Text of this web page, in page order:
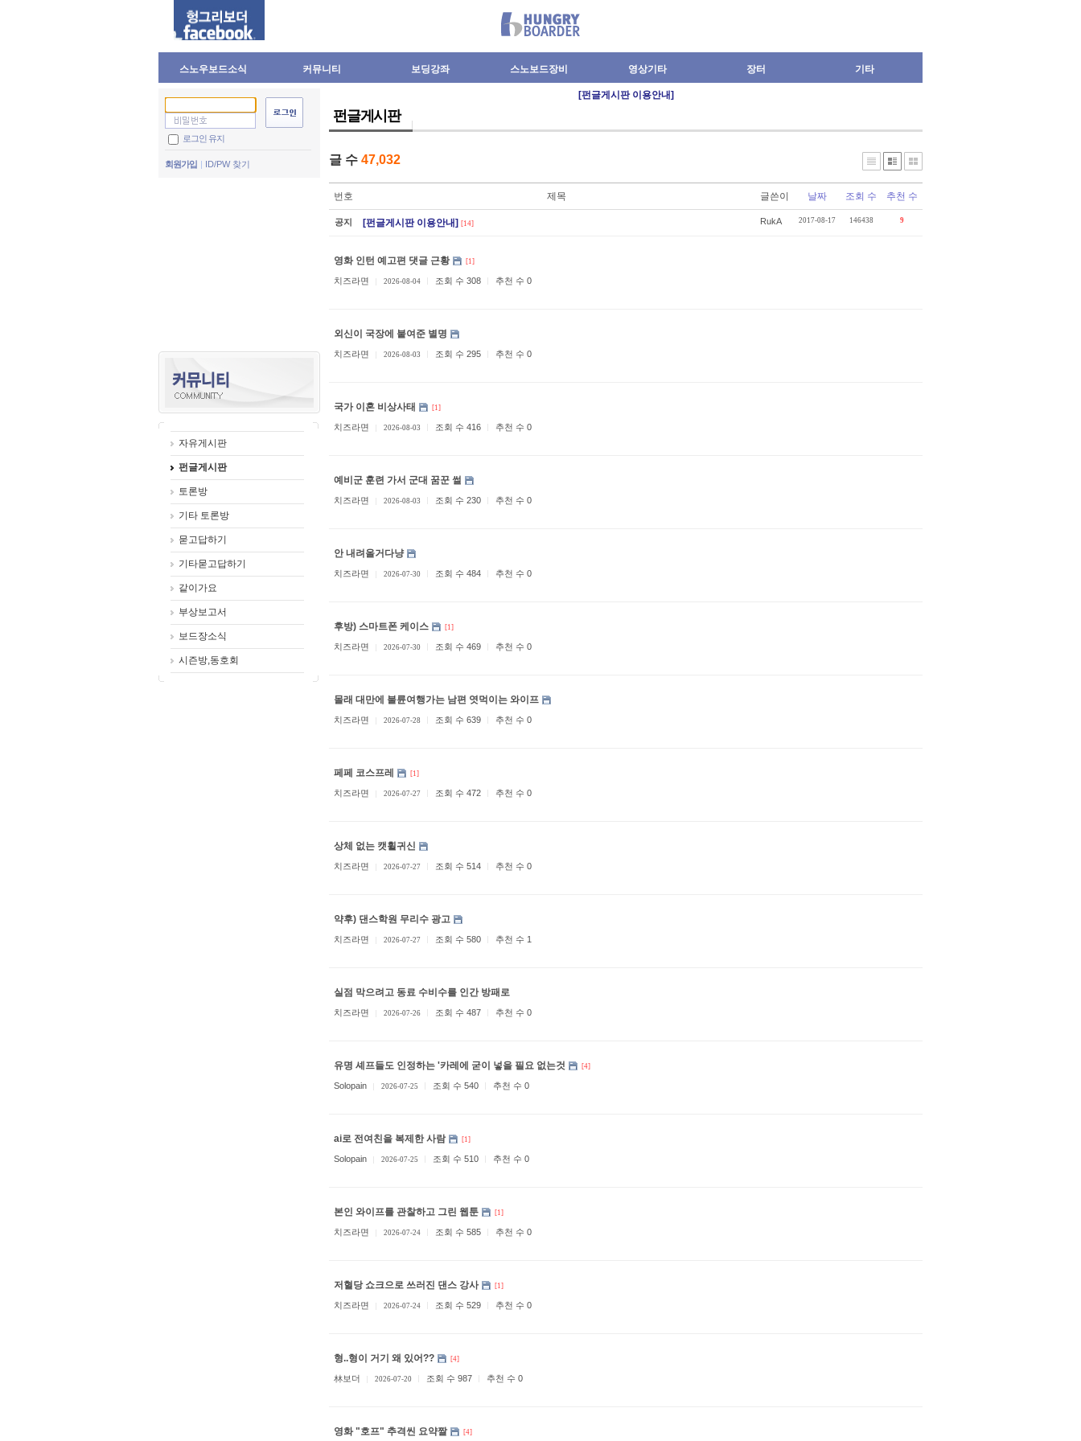
스노우보드소식 커뮤니티 보딩강좌 스노보드장비 영상기타 장터 기타
로그인 유지
회원가입 ID/PW 찾기
자유게시판
펀글게시판
토론방
기타 토론방
묻고답하기
기타묻고답하기
같이가요
부상보고서
보드장소식
시즌방,동호회
[펀글게시판 이용안내]
펀글게시판
글 수 47,032
번호 제목 글쓴이 날짜 조회 수 추천 수
공지 [펀글게시판 이용안내] [14] RukA 2017-08-17 146438 9
영화 인턴 예고편 댓글 근황 [1]
치즈라면 2026-08-04 조회 수 308 추천 수 0
외신이 국장에 붙여준 별명
치즈라면 2026-08-03 조회 수 295 추천 수 0
국가 이혼 비상사태 [1]
치즈라면 2026-08-03 조회 수 416 추천 수 0
예비군 훈련 가서 군대 꿈꾼 썰
치즈라면 2026-08-03 조회 수 230 추천 수 0
안 내려올거다냥
치즈라면 2026-07-30 조회 수 484 추천 수 0
후방) 스마트폰 케이스 [1]
치즈라면 2026-07-30 조회 수 469 추천 수 0
몰래 대만에 불륜여행가는 남편 엿먹이는 와이프
치즈라면 2026-07-28 조회 수 639 추천 수 0
페페 코스프레 [1]
치즈라면 2026-07-27 조회 수 472 추천 수 0
상체 없는 캣휠귀신
치즈라면 2026-07-27 조회 수 514 추천 수 0
약후) 댄스학원 무리수 광고
치즈라면 2026-07-27 조회 수 580 추천 수 1
실점 막으려고 동료 수비수를 인간 방패로
치즈라면 2026-07-26 조회 수 487 추천 수 0
유명 셰프들도 인정하는 '카레에 굳이 넣을 필요 없는것 [4]
Solopain 2026-07-25 조회 수 540 추천 수 0
ai로 전여친을 복제한 사람 [1]
Solopain 2026-07-25 조회 수 510 추천 수 0
본인 와이프를 관찰하고 그린 웹툰 [1]
치즈라면 2026-07-24 조회 수 585 추천 수 0
저혈당 쇼크으로 쓰러진 댄스 강사 [1]
치즈라면 2026-07-24 조회 수 529 추천 수 0
형..형이 거기 왜 있어?? [4]
林보더 2026-07-20 조회 수 987 추천 수 0
영화 "호프" 추격씬 요약짤 [4]